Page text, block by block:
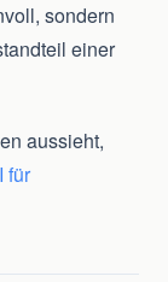
sondern
einer
aussieht,
für